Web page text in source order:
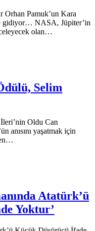
Orhan Pamuk’un Kara
gidiyor… NASA, Jüpiter’in
olan…
Selim
Oldu Can
anısını yaşatmak için
Atatürk’ü
Yoktur’